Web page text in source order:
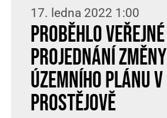
17. ledna 2022 1:00
Proběhlo veřejné
projednání změny
územního plánu v
Prostějově